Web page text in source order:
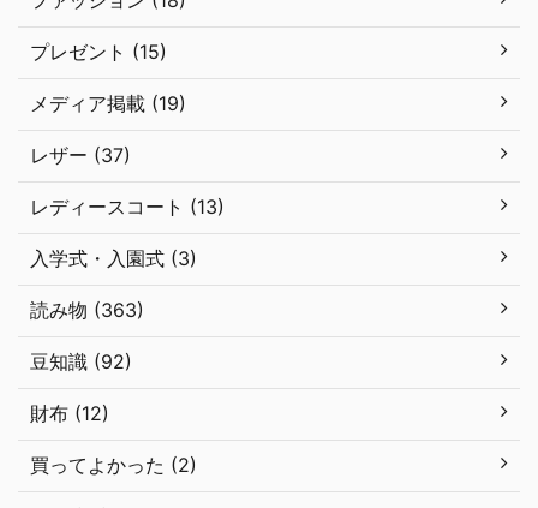
プレゼント (15)
メディア掲載 (19)
レザー (37)
レディースコート (13)
入学式・入園式 (3)
読み物 (363)
豆知識 (92)
財布 (12)
買ってよかった (2)